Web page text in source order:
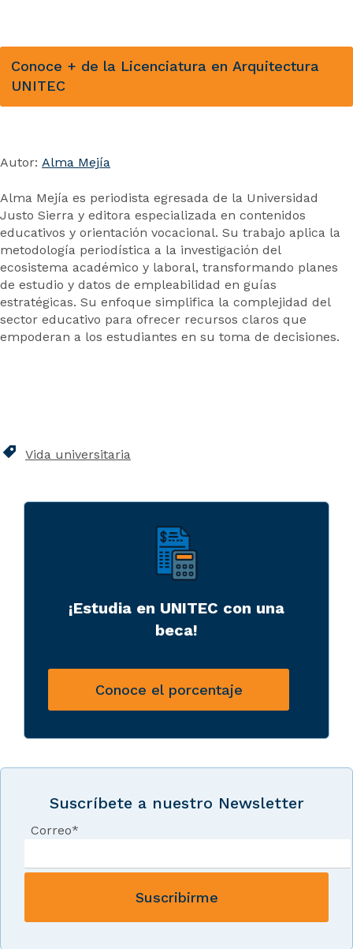
Conoce + de la Licenciatura en Arquitectura
UNITEC
Autor: Alma Mejía
Alma Mejía es periodista egresada de la Universidad
Justo Sierra y editora especializada en contenidos
educativos y orientación vocacional. Su trabajo aplica la
metodología periodística a la investigación del
ecosistema académico y laboral, transformando planes
de estudio y datos de empleabilidad en guías
estratégicas. Su enfoque simplifica la complejidad del
sector educativo para ofrecer recursos claros que
empoderan a los estudiantes en su toma de decisiones.
Vida universitaria
¡Estudia en UNITEC con una
beca!
Conoce el porcentaje
Suscríbete a nuestro Newsletter
Correo*